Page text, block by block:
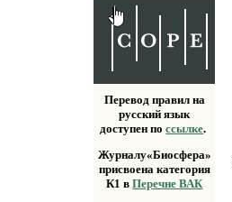
Перевод правил на
русский язык
доступен поссылке.
Журналу«Биосфера»
присвоена категория
К1 вПеречне ВАК